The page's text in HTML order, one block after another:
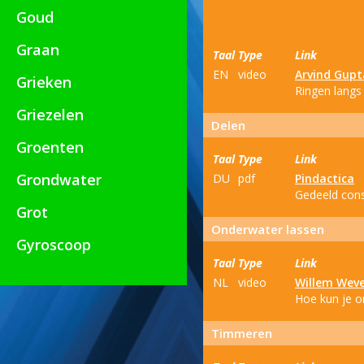
Goud
Graan
Grieken
Griezelen
Groenten
Grondwater
Grot
Gyroscoop
Taal Type
Link
EN
video
Arvind
Ringen
Delen
Taal Type
Link
DU pdf
Pindactica
Gedeeld
Onderwater lassen
Taal Type
Link
NL
video
Willem
Hoe kun je
Timmeren